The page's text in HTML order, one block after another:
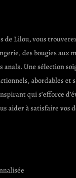
de Lilou, vous
des bougies aux
anals. Une sélection
abordables et
qui s’efforce
aider à satisfaire vos